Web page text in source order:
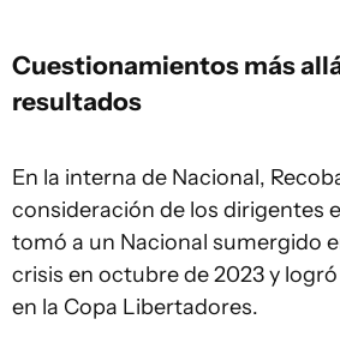
Cuestionamientos más
resultados
En la interna de Nacional,
consideración de los dirigentes
tomó a un Nacional sumergido
crisis en octubre de 2023 y
en la Copa Libertadores.